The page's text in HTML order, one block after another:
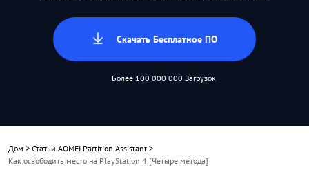
Скачать Бесплатное ПО
Более 100 000 000 Загрузок
Дом > Статьи AOMEI Partition Assistant >
Как освободить место на PlayStation 4 [Четыре метода]